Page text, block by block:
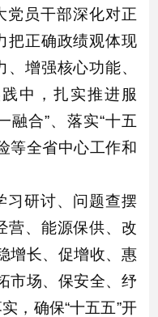
党员干部深化对正
把正确政绩观体现
增强核心功能、
中，扎实推进服
融合”、落实“十五
等全省中心工作和
习研讨、问题查摆
营、能源保供、改
增长、促增收、惠
市场、保安全、纾
，确保“十五五”开